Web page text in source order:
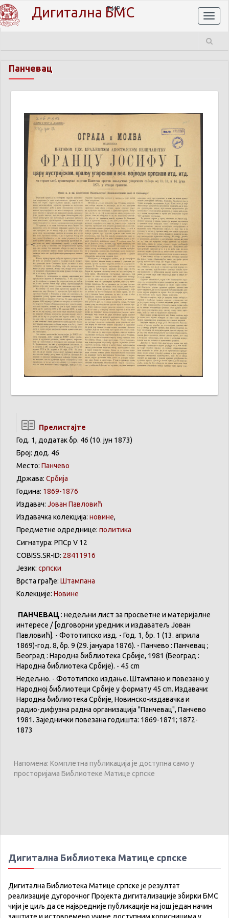
Дигитална БМС
ЋИР
Панчевац
Прелистајте
Год. 1, додатак бр. 46 (10. јун 1873)
Број: дод. 46
Место: Панчево
Држава: Србија
Година: 1869-1876
Издавач: Јован Павловић
Издавачка колекција: новине,
Предметне одреднице: политика
Сигнатура: РПСр V 12
COBISS.SR-ID: 28411916
Језик: српски
Врста грађе: Штампана
Колекције: Новине
ПАНЧЕВАЦ : недељни лист за просветне и материјалне
интересе / [одговорни уредник и издаватељ Јован
Павловић]. - Фототипско изд. - Год. 1, бр. 1 (13. априла
1869)-год. 8, бр. 9 (29. јануара 1876). - Панчево : Панчевац ;
Београд : Народна библиотека Србије, 1981 (Београд :
Народна библиотека Србије). - 45 cm
Недељно. - Фототипско издање. Штампано и повезано у
Народној библиотеци Србије у формату 45 cm. Издавачи:
Народна библиотека Србије, Новинско-издавачка и
радио-дифузна радна организација "Панчевац", Панчево
1981. Заједнички повезана годишта: 1869-1871; 1872-
1873
Напомена: Комплетна публикација је доступна само у
просторијама Библиотеке Матице српске
Дигитална Библиотека Матице српске
Дигитална Библиотека Матице српске је резултат
реализације дугорочног Пројекта дигитализације збирки БМС
чији је циљ да се највредније публикације на још један начин